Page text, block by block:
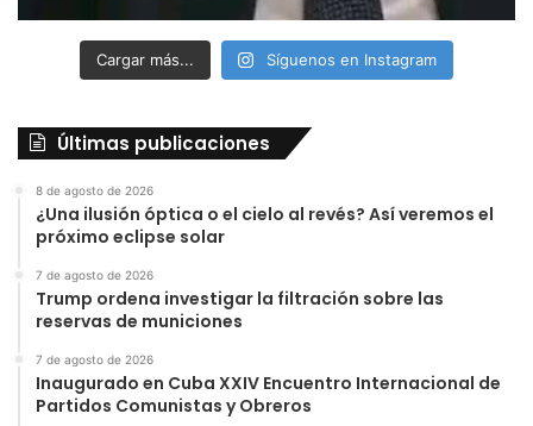
Cargar más... Síguenos en Instagram
Últimas publicaciones
8 de agosto de 2026
¿Una ilusión óptica o el cielo al revés? Así veremos el
próximo eclipse solar
7 de agosto de 2026
Trump ordena investigar la filtración sobre las
reservas de municiones
7 de agosto de 2026
Inaugurado en Cuba XXIV Encuentro Internacional de
Partidos Comunistas y Obreros